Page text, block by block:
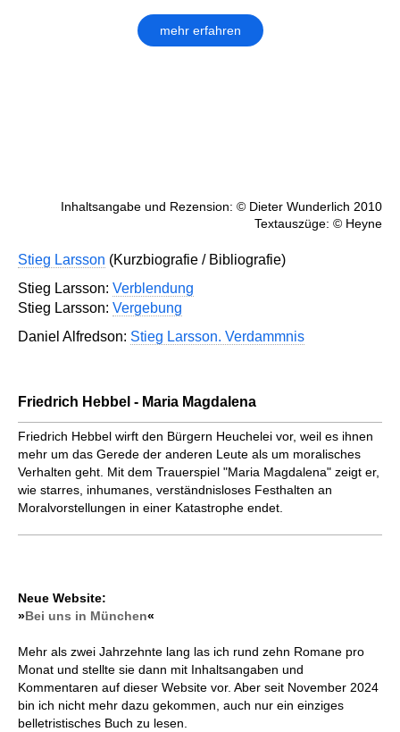
mehr erfahren
Inhaltsangabe und Rezension: © Dieter Wunderlich 2010
Textauszüge: © Heyne
Stieg Larsson (Kurzbiografie / Bibliografie)
Stieg Larsson: Verblendung
Stieg Larsson: Vergebung
Daniel Alfredson: Stieg Larsson. Verdammnis
Friedrich Hebbel - Maria Magdalena
Friedrich Hebbel wirft den Bürgern Heuchelei vor, weil es ihnen
mehr um das Gerede der anderen Leute als um moralisches
Verhalten geht. Mit dem Trauerspiel "Maria Magdalena" zeigt er,
wie starres, inhumanes, verständnisloses Festhalten an
Moralvorstellungen in einer Katastrophe endet.
Neue Website:
»Bei uns in München«
Mehr als zwei Jahrzehnte lang las ich rund zehn Romane pro
Monat und stellte sie dann mit Inhaltsangaben und
Kommentaren auf dieser Website vor. Aber seit November 2024
bin ich nicht mehr dazu gekommen, auch nur ein einziges
belletristisches Buch zu lesen.